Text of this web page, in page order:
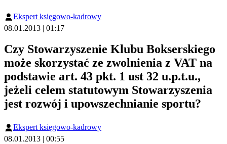
Ekspert księgowo-kadrowy
08.01.2013 | 01:17
Czy Stowarzyszenie Klubu Bokserskiego
może skorzystać ze zwolnienia z VAT na
podstawie art. 43 pkt. 1 ust 32 u.p.t.u.,
jeżeli celem statutowym Stowarzyszenia
jest rozwój i upowszechnianie sportu?
Ekspert księgowo-kadrowy
08.01.2013 | 00:55